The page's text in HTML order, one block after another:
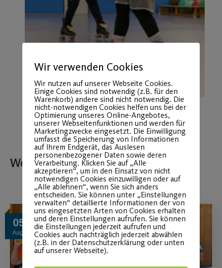
Weitere Beiträge
05
Aug.
Wir verwenden Cookies
Wir nutzen auf unserer Webseite Cookies.
Einige Cookies sind notwendig (z.B. für den
Warenkorb) andere sind nicht notwendig. Die
nicht-notwendigen Cookies helfen uns bei der
Optimierung unseres Online-Angebotes,
unserer Webseitenfunktionen und werden für
Marketingzwecke eingesetzt. Die Einwilligung
umfasst die Speicherung von Informationen
auf Ihrem Endgerät, das Auslesen
personenbezogener Daten sowie deren
Verarbeitung. Klicken Sie auf „Alle
akzeptieren“, um in den Einsatz von nicht
notwendigen Cookies einzuwilligen oder auf
„Alle ablehnen“, wenn Sie sich anders
entscheiden. Sie können unter „Einstellungen
verwalten“ detaillierte Informationen der von
uns eingesetzten Arten von Cookies erhalten
und deren Einstellungen aufrufen. Sie können
die Einstellungen jederzeit aufrufen und
Cookies auch nachträglich jederzeit abwählen
(z.B. in der Datenschutzerklärung oder unten
auf unserer Webseite).